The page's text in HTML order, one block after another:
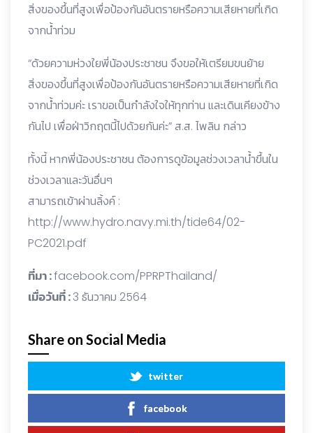
สิ่งของขึ้นที่สูงเพื่อป้องกันอันตรายหรือความเสียหายที่เกิด
จากน้ำท่วม
“ด้วยความห่วงใยพี่น้องประชาชน จึงขอให้เตรียมขนย้าย
สิ่งของขึ้นที่สูงเพื่อป้องกันอันตรายหรือความเสียหายที่เกิด
จากน้ำท่วมค่ะ เราขอเป็นกำลังใจให้ทุกท่าน และเดินเคียงข้าง
กันไป เพื่อฝ่าวิกฤตนี้ไปด้วยกันค่ะ” ส.ส. ไพลิน กล่าว
ทั้งนี้ หากพี่น้องประชาชน ต้องการดูข้อมูลช่วงเวลาน้ำขึ้นใน
ช่วงเวลาและวันอื่นๆ
สามารถเข้าผ่านลิ้งค์ :
http://www.hydro.navy.mi.th/tide64/02-
PC2021.pdf
ที่มา :facebook.com/PPRPThailand/
เมื่อวันที่ :3 ธันวาคม 2564
Share on Social Media
twitter
facebook